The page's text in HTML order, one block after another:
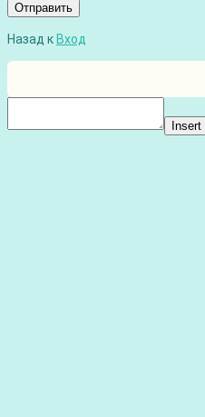
Отправить
Назад к Вход
Insert